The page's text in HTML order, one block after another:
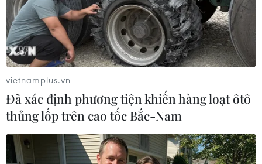
vietnamplus.vn
Đã xác định phương tiện khiến hàng loạt ôtô
thủng lốp trên cao tốc Bắc-Nam